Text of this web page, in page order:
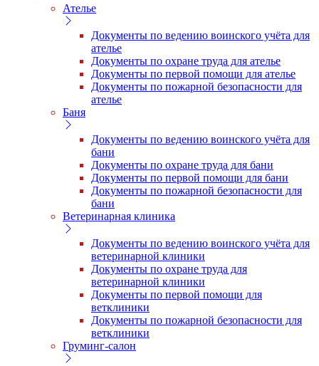
Ателье
Документы по ведению воинского учёта для
ателье
Документы по охране труда для ателье
Документы по первой помощи для ателье
Документы по пожарной безопасности для
ателье
Баня
Документы по ведению воинского учёта для
бани
Документы по охране труда для бани
Документы по первой помощи для бани
Документы по пожарной безопасности для
бани
Ветеринарная клиника
Документы по ведению воинского учёта для
ветеринарной клиники
Документы по охране труда для
ветеринарной клиники
Документы по первой помощи для
ветклиники
Документы по пожарной безопасности для
ветклиники
Груминг-салон